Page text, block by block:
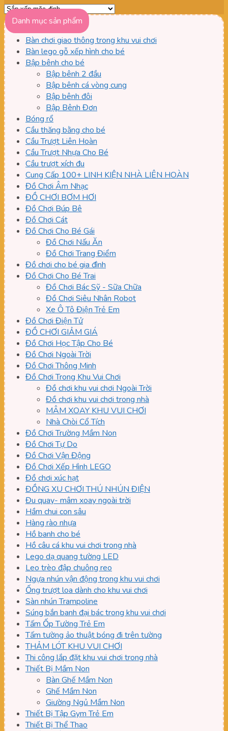
Danh mục sản phẩm
Bàn chơi giao thông trong khu vui chơi
Bàn lego gỗ xếp hình cho bé
Bập bênh cho bé
Bập bênh 2 đầu
Bập bênh cá vòng cung
Bập bênh đôi
Bập Bênh Đơn
Bóng rổ
Cầu thăng bằng cho bé
Cầu Trượt Liên Hoàn
Cầu Trượt Nhựa Cho Bé
Cầu trượt xích đu
Cung Cấp 100+ LINH KIỆN NHÀ LIÊN HOÀN
Đồ Chơi Âm Nhạc
ĐỒ CHƠI BƠM HƠI
Đồ Chơi Búp Bê
Đồ Chơi Cát
Đồ Chơi Cho Bé Gái
Đồ Chơi Nấu Ăn
Đồ Chơi Trang Điểm
Đồ chơi cho bé gia đình
Đồ Chơi Cho Bé Trai
Đồ Chơi Bác Sỹ - Sữa Chữa
Đồ Chơi Siêu Nhân Robot
Xe Ô Tô Điện Trẻ Em
Đồ Chơi Điện Tử
ĐỒ CHƠI GIẢM GIÁ
Đồ Chơi Học Tập Cho Bé
Đồ Chơi Ngoài Trời
Đồ Chơi Thông Minh
Đồ Chơi Trong Khu Vui Chơi
Đồ chơi khu vui chơi Ngoài Trời
Đồ chơi khu vui chơi trong nhà
MÂM XOAY KHU VUI CHƠI
Nhà Chòi Cổ Tích
Đồ Chơi Trường Mầm Non
Đồ Chơi Tự Do
Đồ Chơi Vận Động
Đồ Chơi Xếp Hình LEGO
Đồ chơi xúc hạt
ĐỒNG XU CHƠI THÚ NHÚN ĐIỆN
Đu quay- mâm xoay ngoài trời
Hầm chui con sâu
Hàng rào nhựa
Hồ banh cho bé
Hồ câu cá khu vui chơi trong nhà
Lego dạ quang tường LED
Leo trèo đập chuông reo
Ngựa nhún vận động trong khu vui chơi
Ống trượt loa dành cho khu vui chơi
Sàn nhún Trampoline
Súng bắn banh đại bác trong khu vui chơi
Tấm Ốp Tường Trẻ Em
Tấm tường ảo thuật bóng đi trên tường
THẢM LÓT KHU VUI CHƠI
Thi công lắp đặt khu vui chơi trong nhà
Thiết Bị Mầm Non
Bàn Ghế Mầm Non
Ghế Mầm Non
Giường Ngủ Mầm Non
Thiết Bị Tập Gym Trẻ Em
Thiết Bị Thể Thao